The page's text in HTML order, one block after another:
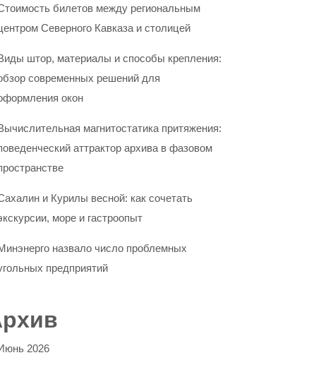
билетов между региональным
Северного Кавказа и столицей
штор, материалы и способы крепления:
современных решений для
окон
магнитостатика притяжения:
аттрактор архива в фазовом
и Курилы весной: как сочетать
море и гастроопыт
назвало число проблемных
предприятий
2026